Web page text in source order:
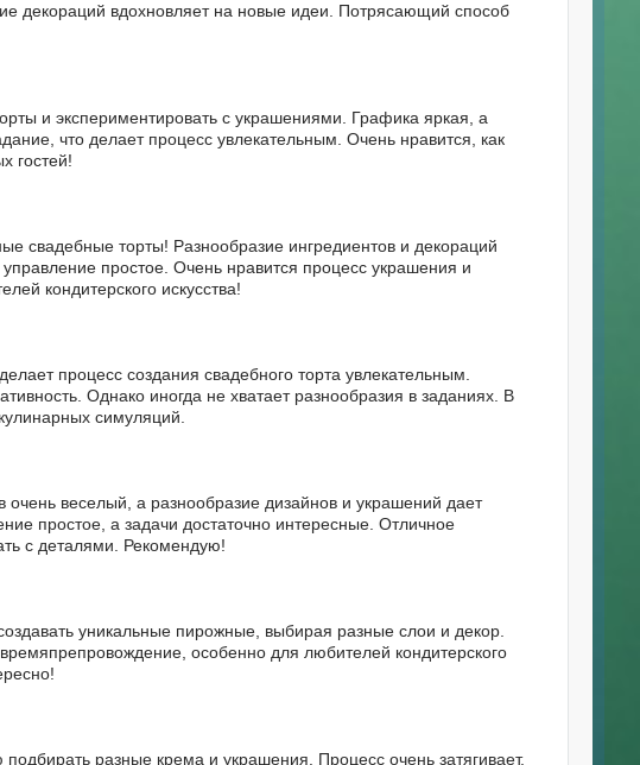
декораций вдохновляет на новые идеи. Потрясающий способ
и экспериментировать с украшениями. Графика яркая, а
что делает процесс увлекательным. Очень нравится, как
гостей!
свадебные торты! Разнообразие ингредиентов и декораций
простое. Очень нравится процесс украшения и
кондитерского искусства!
процесс создания свадебного торта увлекательным.
Однако иногда не хватает разнообразия в заданиях. В
симуляций.
очень веселый, а разнообразие дизайнов и украшений дает
простое, а задачи достаточно интересные. Отличное
с деталями. Рекомендую!
уникальные пирожные, выбирая разные слои и декор.
особенно для любителей кондитерского
разные крема и украшения. Процесс очень затягивает,